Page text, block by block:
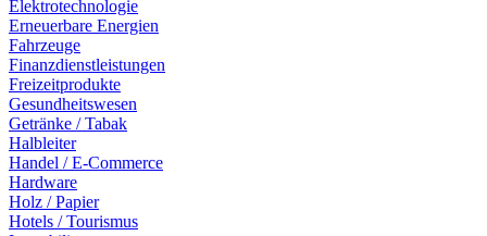
Elektrotechnologie
Erneuerbare Energien
Fahrzeuge
Finanzdienstleistungen
Freizeitprodukte
Gesundheitswesen
Getränke / Tabak
Halbleiter
Handel / E-Commerce
Hardware
Holz / Papier
Hotels / Tourismus